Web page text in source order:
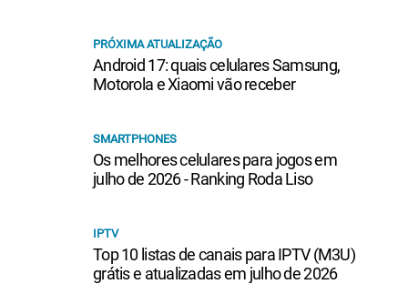
PRÓXIMA ATUALIZAÇÃO
Android 17: quais celulares Samsung,
Motorola e Xiaomi vão receber
SMARTPHONES
Os melhores celulares para jogos em
julho de 2026 - Ranking Roda Liso
IPTV
Top 10 listas de canais para IPTV (M3U)
grátis e atualizadas em julho de 2026